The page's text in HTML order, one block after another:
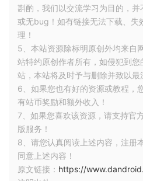
斟酌，我们以交流学习为目的，
或无bug！如有链接无法下载、失
理！
5、本站资源除标明原创外均来自
站特约原创作者所有，如侵犯到
站，本站将及时予与删除并致以最
6、如果您也有好的资源或教程，
有站币奖励和额外收入！
7、如果您喜欢该资源，请支持官
版服务！
8、请您认真阅读上述内容，注册
同意上述内容！
原文链接： https://